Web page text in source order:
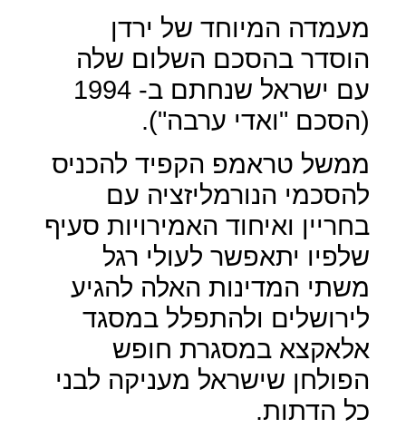
מעמדה המיוחד של ירדן
הוסדר בהסכם השלום שלה
עם ישראל שנחתם ב- 1994
(הסכם "ואדי ערבה").
ממשל טראמפ הקפיד להכניס
להסכמי הנורמליזציה עם
בחריין ואיחוד האמירויות סעיף
שלפיו יתאפשר לעולי רגל
משתי המדינות האלה להגיע
לירושלים ולהתפלל במסגד
אלאקצא במסגרת חופש
הפולחן שישראל מעניקה לבני
כל הדתות.